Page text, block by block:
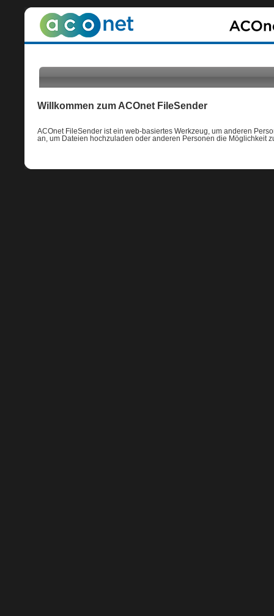
Willkommen zum ACOnet FileSender
ACOnet FileSender ist ein web-basiertes Werkzeug, um anderen
an, um Dateien hochzuladen oder anderen Personen die Möglichkeit